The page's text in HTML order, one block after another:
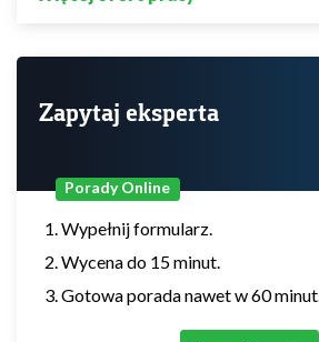
Zapytaj eksperta
Porady Online
Wypełnij formularz.
Wycena do 15 minut.
Gotowa porada nawet w 60 minut.